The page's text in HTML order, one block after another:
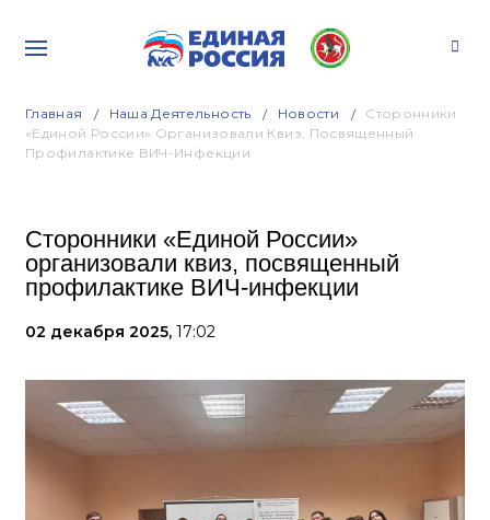
Главная Наша Деятельность Новости
Сторонники
«Единой России» Организовали Квиз, Посвященный
Профилактике ВИЧ-Инфекции
Сторонники «Единой России»
организовали квиз, посвященный
профилактике ВИЧ-инфекции
02 декабря 2025, 17:02